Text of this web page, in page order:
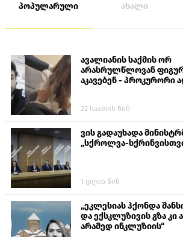
პოპულარული ახალი
ავალიანის საქმის ორ
არასრულწლოვან
აკავებენ - პროკურორი
22 საათის წინ
ვის გადაუხადა
„სქროლვა-
1 დღის წინ
„ეკლესიას ჰქონდა
და ექსკლუზივის გზა კი
არამედ ინკლუზიის“